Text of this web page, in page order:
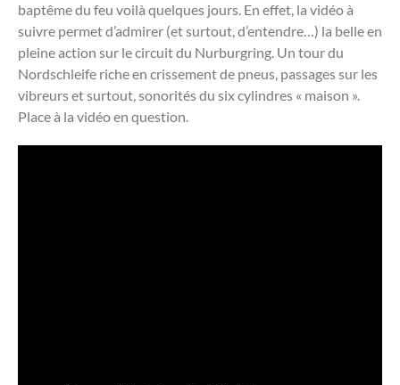
baptême du feu voilà quelques jours. En effet, la vidéo à
suivre permet d’admirer (et surtout, d’entendre…) la belle en
pleine action sur le circuit du Nurburgring. Un tour du
Nordschleife riche en crissement de pneus, passages sur les
vibreurs et surtout, sonorités du six cylindres « maison ».
Place à la vidéo en question.